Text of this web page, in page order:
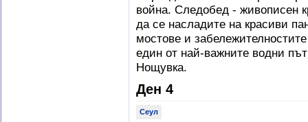
война. Следобед - живописен
да се насладите на красиви
мостове и
един от най-важните водни
Нощувка.
Ден 4
Сеул